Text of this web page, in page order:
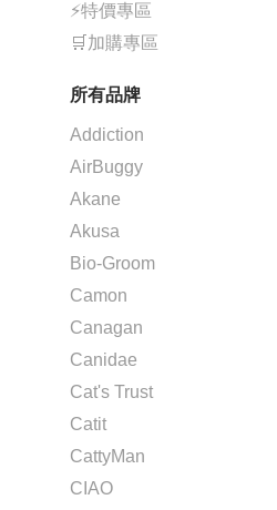
⚡特價專區
🛒加購專區
所有品牌
Addiction
AirBuggy
Akane
Akusa
Bio-Groom
Camon
Canagan
Canidae
Cat's Trust
Catit
CattyMan
CIAO